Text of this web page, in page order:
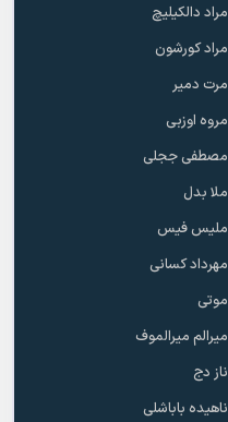
مراد دالکیلیچ
مراد کورشون
مرت دمیر
مروه اوزبی
مصطفی ججلی
ملا بدل
ملیس فیس
مهرداد کسانی
موتی
میرالم میرالموف
ناز دج
ناهیده باباشلی